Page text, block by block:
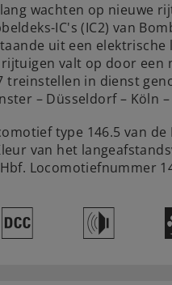
wachten op nieuwe
IC's (IC2) van
uit een elektrische
valt op door een
treinstellen in dienst
– Düsseldorf – Köln
type 146.5 van
van het
Locomotiefnummer
§ h